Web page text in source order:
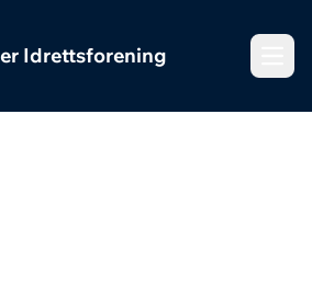
Idrettsforening